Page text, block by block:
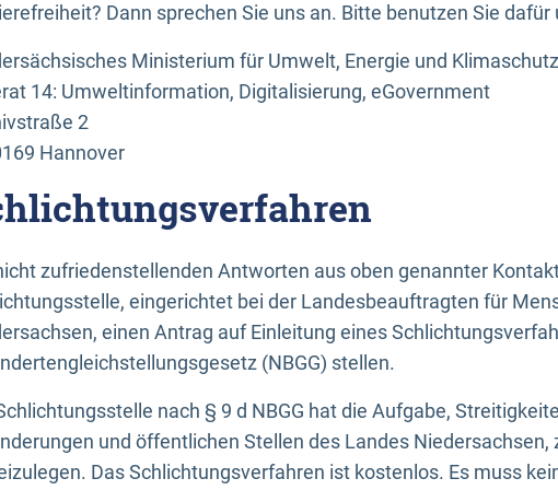
Dann sprechen Sie uns an. Bitte benutzen Sie dafür
Ministerium für Umwelt, Energie und Klimaschutz
14: Umweltinformation, Digitalisierung, eGovernment
2
Hannover
zufriedenstellenden Antworten aus oben genannter
eingerichtet bei der Landesbeauftragten für
einen Antrag auf Einleitung eines
(NBGG) stellen.
nach § 9 d NBGG hat die Aufgabe,
und öffentlichen Stellen des Landes
Das Schlichtungsverfahren ist kostenlos. Es muss